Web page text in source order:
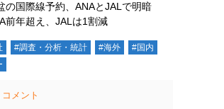
の国際線予約、ANAとJALで明暗
前年超え、JALは1割減
#調査・分析・統計 #海外
#国内
コメント